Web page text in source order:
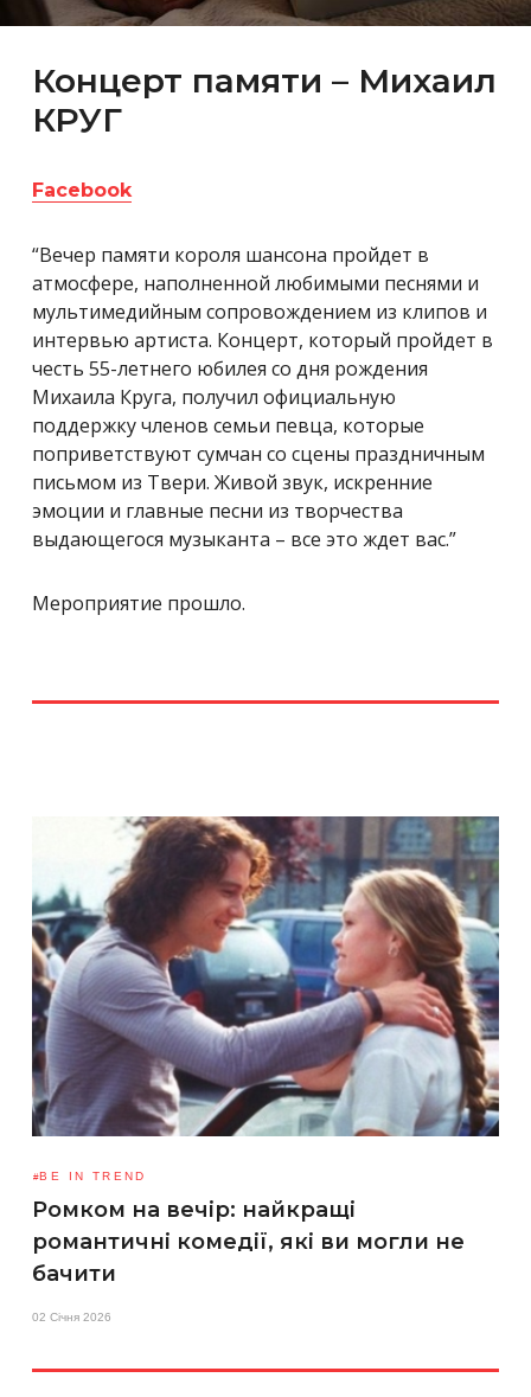
Концерт памяти – Михаил
КРУГ
Facebook
“Вечер памяти короля шансона пройдет в
атмосфере, наполненной любимыми песнями и
мультимедийным сопровождением из клипов и
интервью артиста. Концерт, который пройдет в
честь 55-летнего юбилея со дня рождения
Михаила Круга, получил официальную
поддержку членов семьи певца, которые
поприветствуют сумчан со сцены праздничным
письмом из Твери. Живой звук, искренние
эмоции и главные песни из творчества
выдающегося музыканта – все это ждет вас.”
Мероприятие прошло.
BE IN TREND
Ромком на вечір: найкращі
романтичні комедії, які ви могли не
бачити
02 Січня 2026